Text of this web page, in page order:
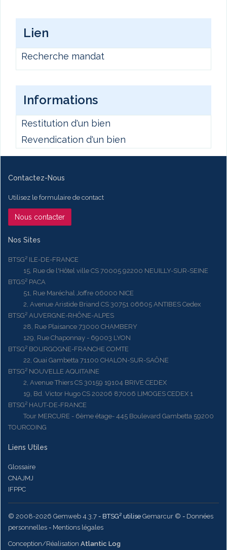
Lien
Recherche mandat
Informations
Restitution d'un bien
Revendication d'un bien
Contactez-Nous
Utilisez le formulaire de contact
Nous contacter
Nos Sites
BTSG² ILE-DE-FRANCE
15, Rue de l'Hôtel ville CS 70005 92200 NEUILLY-SUR-SEINE
BTGS² PACA
51, Rue Maréchal Joffre 06000 NICE
2, Avenue Aristide Briand CS 30751 06605 ANTIBES Cedex
BTSG² AUVERGNE-RHÔNE-ALPES
28, Rue Plaisance 73000 CHAMBERY
129, Rue Chaponnay - 69003 LYON
BTSG² BOURGOGNE-FRANCHE COMTE
22, Quai Gambetta 71100 CHALON-SUR-SAÔNE
BTSG² NOUVELLE AQUITAINE
2, Avenue Thiers CS 30159 19104 BRIVE CEDEX
19, Bd. Victor Hugo CS 20206 87006 LIMOGES CEDEX 1
BTSG² HAUT-DE-FRANCE
Tour MERCURE - 6ème étage- 445 Boulevard Gambetta 59200
TOURCOING
Liens Utiles
Glossaire
CNAJMJ
IFPPC
© 2008-2026 Gemweb 4.3.7 - BTSG² utilise Gemarcur © - Données
personnelles - Mentions légales
Conception/Réalisation Atlantic Log